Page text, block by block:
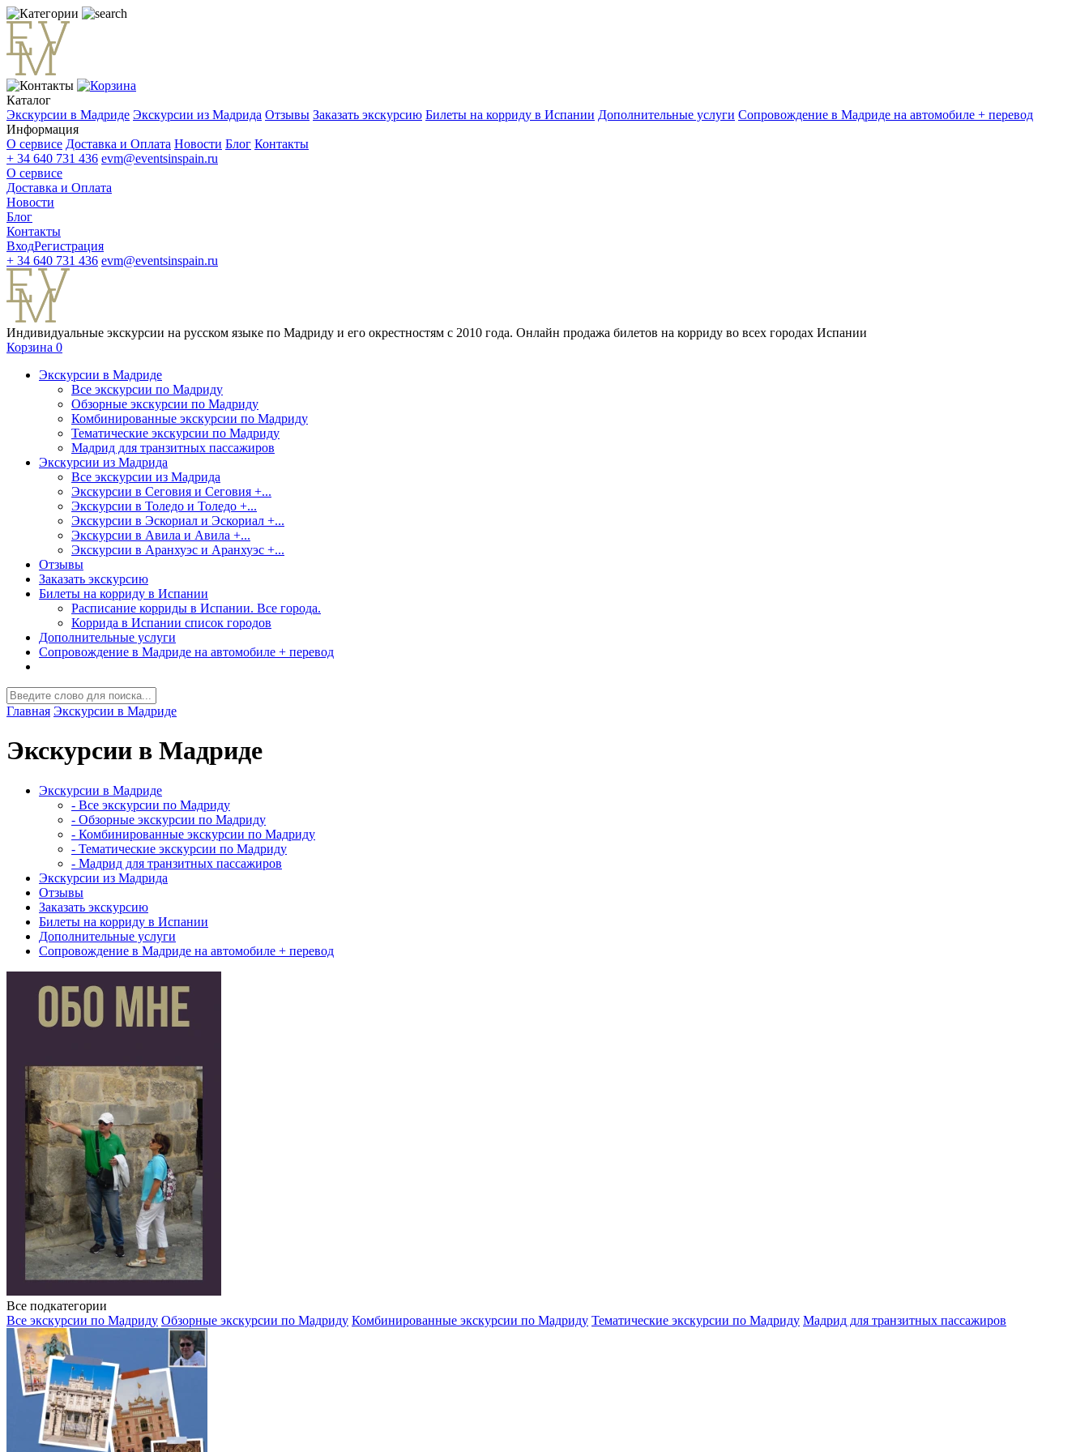
Каталог
Экскурсии в Мадриде Экскурсии из Мадрида Отзывы Заказать экскурсию Билеты на корриду в Испании Дополнительные услуги Сопровождение в Мадриде на автомобиле + перевод
Информация
О сервисе Доставка и Оплата Новости Блог Контакты
+ 34 640 731 436 evm@eventsinspain.ru
О сервисе
Доставка и Оплата
Новости
Блог
Контакты
ВходРегистрация
+ 34 640 731 436 evm@eventsinspain.ru
Индивидуальные экскурсии на русском языке по Мадриду и его окрестностям с 2010 года. Онлайн продажа билетов на корриду во всех городах Испании
Корзина 0
Экскурсии в Мадриде
Все экскурсии по Мадриду
Обзорные экскурсии по Мадриду
Комбинированные экскурсии по Мадриду
Тематические экскурсии по Мадриду
Мадрид для транзитных пассажиров
Экскурсии из Мадрида
Все экскурсии из Мадрида
Экскурсии в Сеговия и Сеговия +...
Экскурсии в Толедо и Толедо +...
Экскурсии в Эскориал и Эскориал +...
Экскурсии в Авила и Авила +...
Экскурсии в Аранхуэс и Аранхуэс +...
Отзывы
Заказать экскурсию
Билеты на корриду в Испании
Расписание корриды в Испании. Все города.
Коррида в Испании список городов
Дополнительные услуги
Сопровождение в Мадриде на автомобиле + перевод
Главная Экскурсии в Мадриде
Экскурсии в Мадриде
Экскурсии в Мадриде
- Все экскурсии по Мадриду
- Обзорные экскурсии по Мадриду
- Комбинированные экскурсии по Мадриду
- Тематические экскурсии по Мадриду
- Мадрид для транзитных пассажиров
Экскурсии из Мадрида
Отзывы
Заказать экскурсию
Билеты на корриду в Испании
Дополнительные услуги
Сопровождение в Мадриде на автомобиле + перевод
Все подкатегории
Все экскурсии по Мадриду Обзорные экскурсии по Мадриду Комбинированные экскурсии по Мадриду Тематические экскурсии по Мадриду Мадрид для транзитных пассажиров